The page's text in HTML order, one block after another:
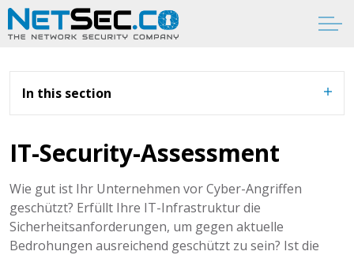
In this section
IT-Security-Assessment
Wie gut ist Ihr Unternehmen vor Cyber-Angriffen
geschützt? Erfüllt Ihre IT-Infrastruktur die
Sicherheitsanforderungen, um gegen aktuelle
Bedrohungen ausreichend geschützt zu sein? Ist die